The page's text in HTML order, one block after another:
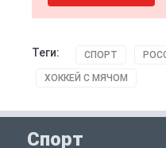
Теги: СПОРТ
ХОККЕЙ С МЯЧОМ
Спорт